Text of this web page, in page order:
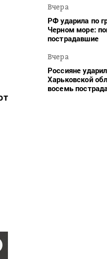
Вчера
РФ ударила по
Черном море:
пострадавшие
Вчера
Россияне
Харьковской
восемь